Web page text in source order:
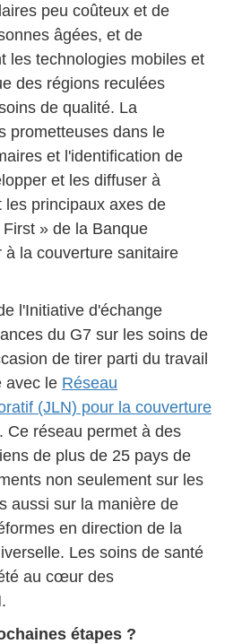
peu coûteux et de
âgées, et de
les technologies mobiles et
des régions reculées
de qualité. La
prometteuses dans le
et l'identification de
et les diffuser à
principaux axes de
» de la Banque
la couverture sanitaire
l'Initiative d'échange
du G7 sur les soins de
de tirer parti du travail
avec le Réseau
(JLN) pour la couverture
Ce réseau permet à des
de plus de 25 pays de
non seulement sur les
aussi sur la manière de
en direction de la
Les soins de santé
au cœur des
étapes ?